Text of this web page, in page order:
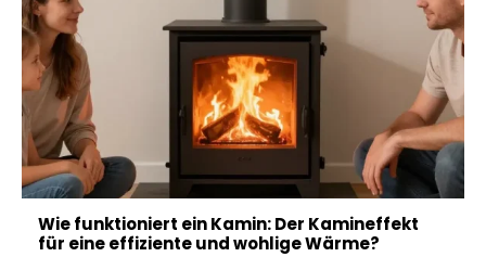
Wie funktioniert ein Kamin: Der Kamineffekt
für eine effiziente und wohlige Wärme?